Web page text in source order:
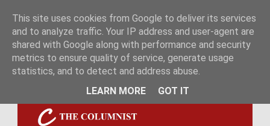
This site uses cookies from Google to deliver its services
and to analyze traffic. Your IP address and user-agent are
shared with Google along with performance and security
metrics to ensure quality of service, generate usage
statistics, and to detect and address abuse.
LEARN MORE
GOT IT